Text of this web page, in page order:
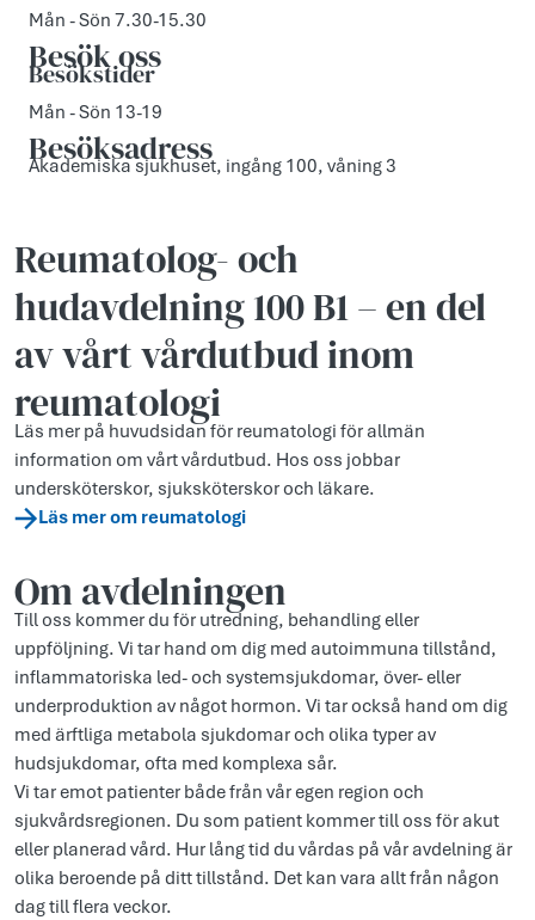
Mån - Sön 7.30-15.30
Besök oss
Besökstider
Mån - Sön 13-19
Besöksadress
Akademiska sjukhuset, ingång 100, våning 3
Reumatolog- och
hudavdelning 100 B1 – en del
av vårt vårdutbud inom
reumatologi
Läs mer på huvudsidan för reumatologi för allmän
information om vårt vårdutbud. Hos oss jobbar
undersköterskor, sjuksköterskor och läkare.
Läs mer om reumatologi
Om avdelningen
Till oss kommer du för utredning, behandling eller
uppföljning. Vi tar hand om dig med autoimmuna tillstånd,
inflammatoriska led- och systemsjukdomar, över- eller
underproduktion av något hormon. Vi tar också hand om dig
med ärftliga metabola sjukdomar och olika typer av
hudsjukdomar, ofta med komplexa sår.
Vi tar emot patienter både från vår egen region och
sjukvårdsregionen. Du som patient kommer till oss för akut
eller planerad vård. Hur lång tid du vårdas på vår avdelning är
olika beroende på ditt tillstånd. Det kan vara allt från någon
dag till flera veckor.